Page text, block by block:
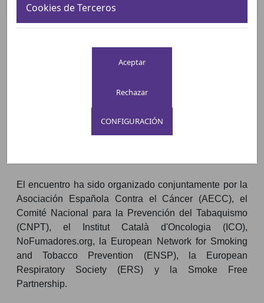
El encuentro ha sido organizado conjuntamente por la
Asociación Española Contra el Cáncer (AECC), el
Comité Nacional para la Prevención del Tabaquismo
(CNPT), el Institut Català d'Oncologia (ICO),
NoFumadores.org, la European Network for Smoking
and Tobacco Prevention (ENSP), la European
Respiratory Society (ERS) y la Smoke Free
Partnership.
Cookies de Terceros
CONFIGURACIÓN